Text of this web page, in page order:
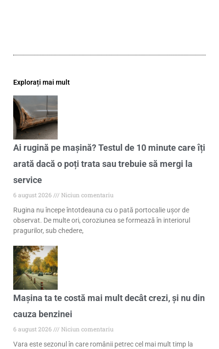
Explorați mai mult
Ai rugină pe mașină? Testul de 10 minute care îți
arată dacă o poți trata sau trebuie să mergi la
service
6 august 2026
Niciun comentariu
Rugina nu începe întotdeauna cu o pată portocalie ușor de
observat. De multe ori, coroziunea se formează în interiorul
pragurilor, sub chedere,
Mașina ta te costă mai mult decât crezi, și nu din
cauza benzinei
6 august 2026
Niciun comentariu
Vara este sezonul în care românii petrec cel mai mult timp la